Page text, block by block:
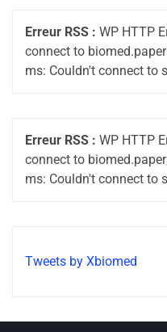
Erreur RSS : WP HTTP
connect to
ms: Couldn't connect to
Erreur RSS : WP HTTP
connect to
ms: Couldn't connect to
Tweets by Xbiomed